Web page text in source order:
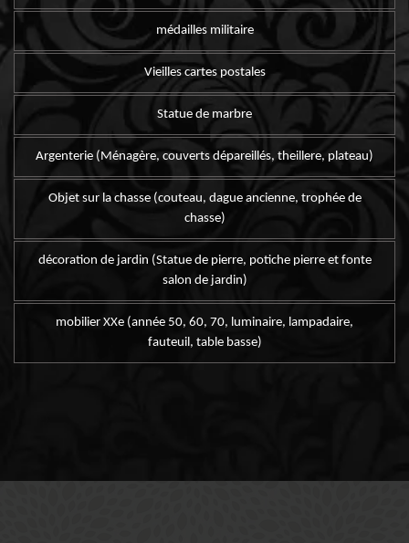
médailles militaire
Vieilles cartes postales
Statue de marbre
Argenterie (Ménagère, couverts dépareillés, theillere, plateau)
Objet sur la chasse (couteau, dague ancienne, trophée de
chasse)
décoration de jardin (Statue de pierre, potiche pierre et fonte
salon de jardin)
mobilier XXe (année 50, 60, 70, luminaire, lampadaire,
fauteuil, table basse)